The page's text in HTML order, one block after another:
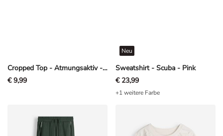
Cropped Top - Atmungsaktiv - Schwarz
€ 9,99
Sweatshirt - Scuba - Pink
Neu
€ 23,99
+1 weitere Farbe